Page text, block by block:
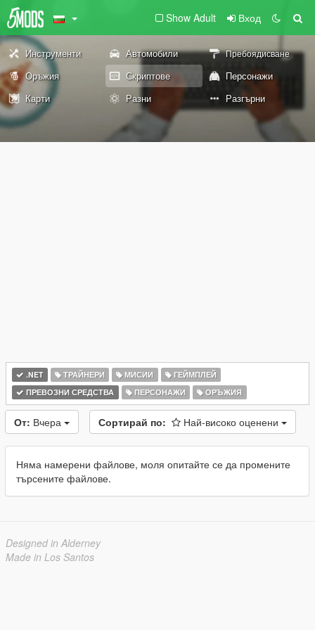
Show Adult Вход
Инструменти Автомобили Пребоядисване
Оръжия Скриптове
Персонажи
Карти
Разни Разгърни
.NET ТРАЙНЕРИ МИСИИ
ГЕЙМПЛЕЙ
ПРЕВОЗНИ СРЕДСТВА
ПЕРСОНАЖИ ОРЪЖИЯ
От: Вчера Сортирай по: Най-високо оценени
Няма намерени файлове, моля опитайте се да промените
търсените файлове.
Designed in Alderney
Made in Los Santos